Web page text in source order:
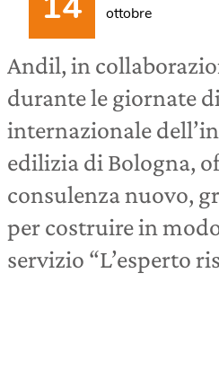
ottobre
Andil, in
durante le giornate
internazionale
edilizia di Bologna,
consulenza nuovo,
per costruire in
servizio “L’esperto